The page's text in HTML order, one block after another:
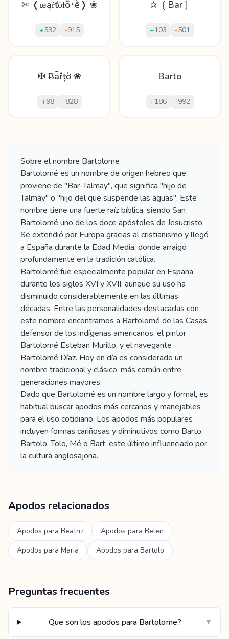
✄ ❬ᵫąṙťȯɫȭᵚḕ❭ ❀
+532 -915
✰ ❲Bar❳
+103 -501
✠ Ƀǟȑțờ ❀
+98 -828
Barto
+186 -992
Sobre el nombre Bartolome
Bartolomé es un nombre de origen hebreo que
proviene de "Bar-Talmay", que significa "hijo de
Talmay" o "hijo del que suspende las aguas". Este
nombre tiene una fuerte raíz bíblica, siendo San
Bartolomé uno de los doce apóstoles de Jesucristo.
Se extendió por Europa gracias al cristianismo y llegó
a España durante la Edad Media, donde arraigó
profundamente en la tradición católica.
Bartolomé fue especialmente popular en España
durante los siglos XVI y XVII, aunque su uso ha
disminuido considerablemente en las últimas
décadas. Entre las personalidades destacadas con
este nombre encontramos a Bartolomé de las Casas,
defensor de los indígenas americanos, el pintor
Bartolomé Esteban Murillo, y el navegante
Bartolomé Díaz. Hoy en día es considerado un
nombre tradicional y clásico, más común entre
generaciones mayores.
Dado que Bartolomé es un nombre largo y formal, es
habitual buscar apodos más cercanos y manejables
para el uso cotidiano. Los apodos más populares
incluyen formas cariñosas y diminutivos como Barto,
Bartolo, Tolo, Mé o Bart, este último influenciado por
la cultura anglosajona.
Apodos relacionados
Apodos para Beatriz Apodos para Belen
Apodos para Maria Apodos para Bartolo
Preguntas frecuentes
Que son los apodos para Bartolome? ▼